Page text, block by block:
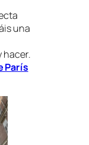
una
hacer.
París